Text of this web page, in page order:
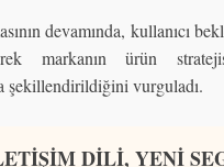
devamında, kullanıcı
markanın ürün
şekillendirildiğini vurguladı.
DİLİ, YENİ